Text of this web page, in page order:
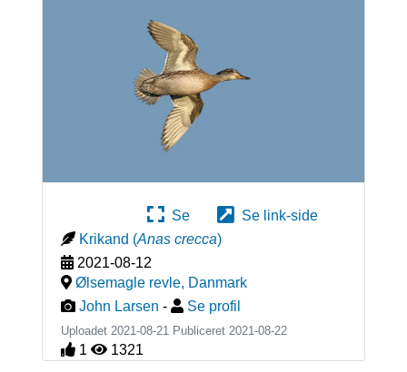
Se
Se link-side
Krikand (Anas crecca)
2021-08-12
Ølsemagle revle, Danmark
John Larsen - Se profil
Uploadet 2021-08-21 Publiceret 2021-08-22
1 1321